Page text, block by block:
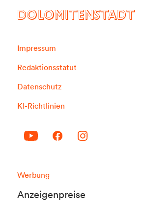
DOLOMITENSTADT
Impressum
Redaktionsstatut
Datenschutz
KI-Richtlinien
Werbung
Anzeigenpreise